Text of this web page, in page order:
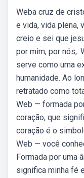
Weba cruz de
e vida, vida plena,
creio e sei que
por mim, por nós,.
serve como uma
humanidade. Ao
retratado como
Web — formada
coração, que
coração é o
Web — você
Formada por uma
significa minha fé